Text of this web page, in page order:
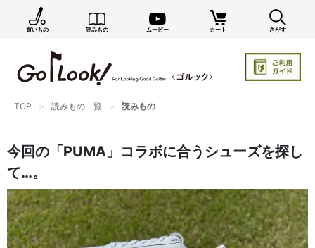
買いもの 読みもの ムービー カート さがす
TOP 読みもの一覧 読みもの
今回の「PUMA」コラボに合うシューズを探し
て…。
×
GO/LOOK! からのお知らせ（受信設定）
新商品情報や編集部のオススメ、オトクな情報・買い
まだご登録でない方はぜひ！
編集部セレクトのスタイル提案・お得情報（ダイレクトメール）
カートに残っている商品のお知らせ（買い忘れ通知）